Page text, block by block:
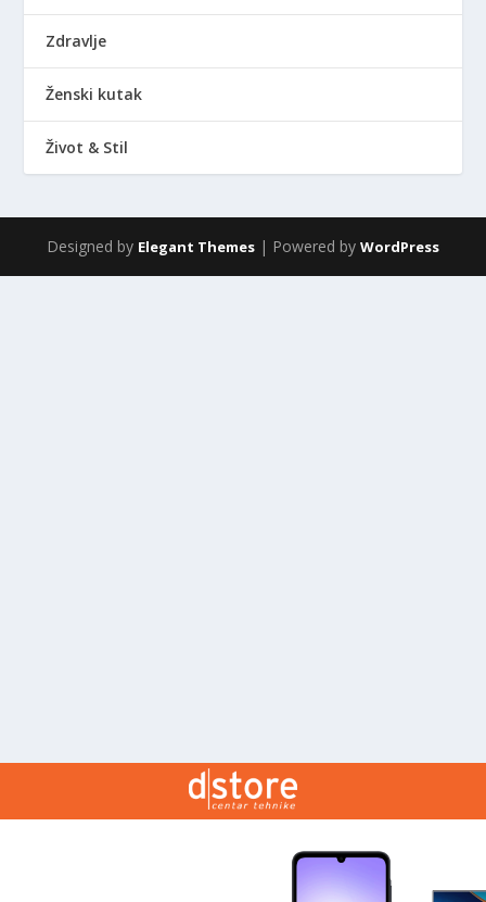
Zdravlje
Ženski kutak
Život & Stil
Designed by Elegant Themes | Powered by WordPress